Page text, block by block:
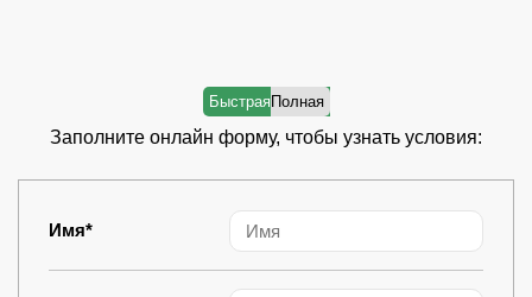
Заполните онлайн форму, чтобы узнать условия:
Имя*